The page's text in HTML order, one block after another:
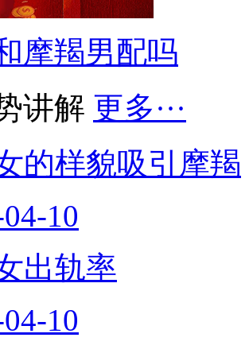
摩羯男配吗
讲解 更多···
的样貌吸引摩羯
10
出轨率
10